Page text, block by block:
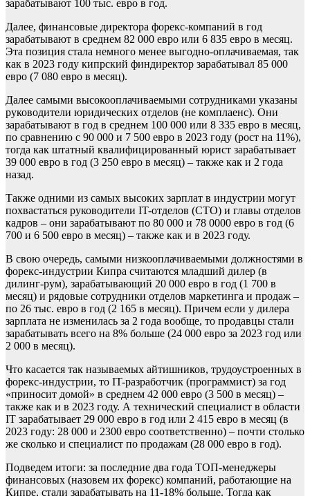
зарабатывают 100 тыс. евро в год.
Далее, финансовые директора форекс-компаний в год
зарабатывают в среднем 82 000 евро или 6 835 евро в месяц.
Эта позиция стала немного менее выгодно-оплачиваемая, так
как в 2023 году кипрский финдиректор зарабатывал 85 000
евро (7 080 евро в месяц).
Далее самыми высокооплачиваемыми сотрудниками указаны
руководители юридических отделов (не комплаенс). Они
зарабатывают в год в среднем 100 000 или 8 335 евро в месяц,
по сравнению с 90 000 и 7 500 евро в 2023 году (рост на 11%),
тогда как штатный квалифицированный юрист зарабатывает
39 000 евро в год (3 250 евро в месяц) – также как и 2 года
назад.
Также одними из самых высоких зарплат в индустрии могут
похвастаться руководители IT-отделов (CTO) и главы отделов
кадров – они зарабатывают по 80 000 и 78 0000 евро в год (6
700 и 6 500 евро в месяц) – также как и в 2023 году.
В свою очередь, самыми низкооплачиваемыми должностями в
форекс-индустрии Кипра считаются младший дилер (в
дилинг-рум), зарабатывающий 20 000 евро в год (1 700 в
месяц) и рядовые сотрудники отделов маркетинга и продаж –
по 26 тыс. евро в год (2 165 в месяц). Причем если у дилера
зарплата не изменилась за 2 года вообще, то продавцы стали
зарабатывать всего на 8% больше (24 000 евро за 2023 год или
2 000 в месяц).
Что касается так называемых айтишников, трудоустроенных в
форекс-индустрии, то IT-разработчик (программист) за год
«приносит домой» в среднем 42 000 евро (3 500 в месяц) –
также как и в 2023 году. А технический специалист в области
IT зарабатывает 29 000 евро в год или 2 415 евро в месяц (в
2023 году: 28 000 и 2300 евро соответственно) – почти столько
же сколько и специалист по продажам (28 000 евро в год).
Подведем итоги: за последние два года ТОП-менеджеры
финансовых (назовем их форекс) компаний, работающие на
Кипре, стали зарабатывать на 11-18% больше. Тогда как